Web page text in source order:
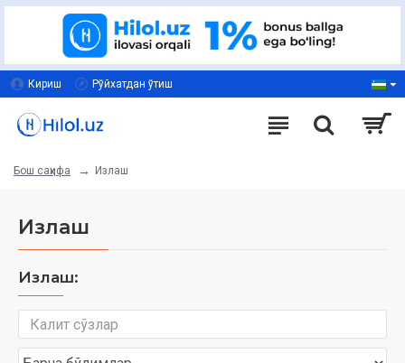
Кириш Рўйхатдан ўтиш
Бош саҳифа Излаш
Излаш
Излаш: